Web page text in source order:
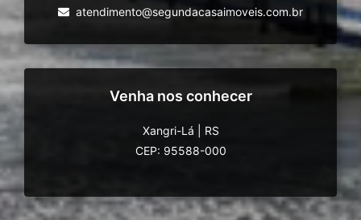
atendimento@segundacasaimoveis.com.br
Venha nos conhecer
Xangri-Lá
RS
CEP: 95588-000